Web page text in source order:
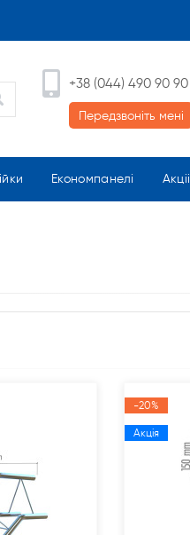
+38 (044) 490 90 90
Передзвоніть мені
Економпанелі Акціі
-20%
Акція